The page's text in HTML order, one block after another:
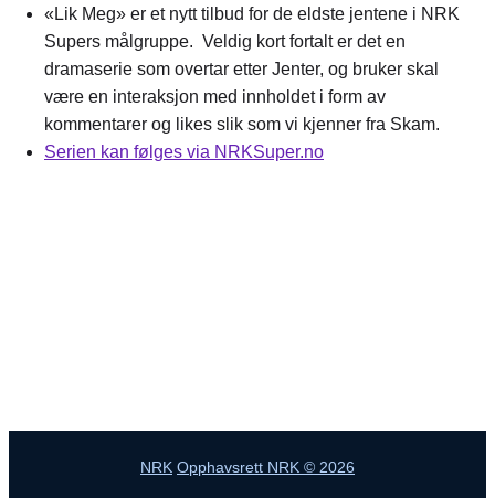
«Lik Meg» er et nytt tilbud for de eldste jentene i NRK
Supers målgruppe. Veldig kort fortalt er det en
dramaserie som overtar etter Jenter, og bruker skal
være en interaksjon med innholdet i form av
kommentarer og likes slik som vi kjenner fra Skam.
Serien kan følges via NRKSuper.no
NRK Opphavsrett NRK © 2026